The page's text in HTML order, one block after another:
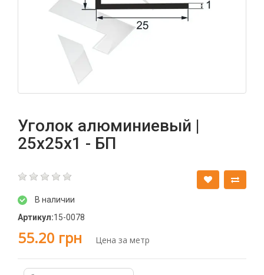
Уголок алюминиевый |
25х25х1 - БП
В наличии
Артикул:15-0078
55.20 грн Цена за метр